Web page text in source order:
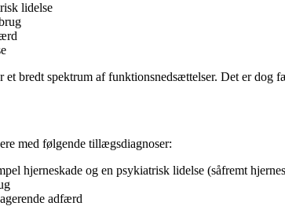
lidelse
et bredt spektrum af funktionsnedsættelser. Det er
med følgende tillægsdiagnoser:
hjerneskade og en psykiatrisk lidelse (såfremt
adfærd